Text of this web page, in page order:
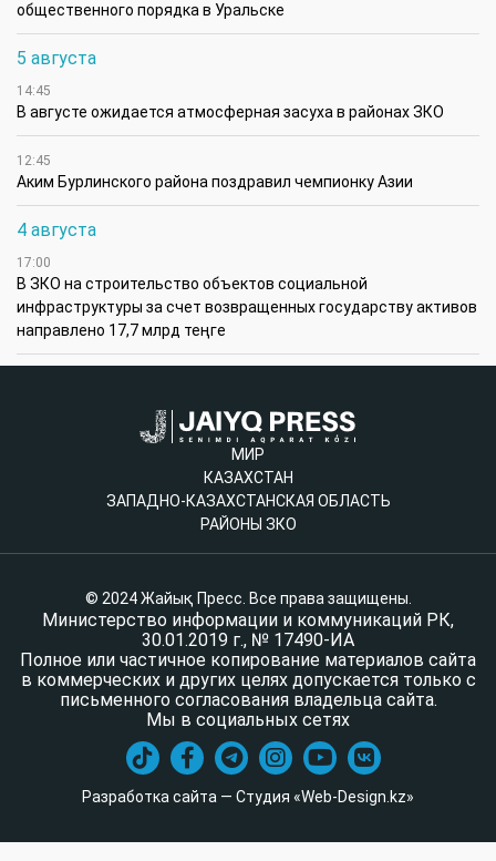
общественного порядка в Уральске
5 августа
14:45
В августе ожидается атмосферная засуха в районах ЗКО
12:45
Аким Бурлинского района поздравил чемпионку Азии
4 августа
17:00
В ЗКО на строительство объектов социальной
инфраструктуры за счет возвращенных государству активов
направлено 17,7 млрд теңге
МИР
КАЗАХСТАН
ЗАПАДНО-КАЗАХСТАНСКАЯ ОБЛАСТЬ
РАЙОНЫ ЗКО
© 2024 Жайық Пресс. Все права защищены.
Министерство информации и коммуникаций РК,
30.01.2019 г., № 17490-ИА
Полное или частичное копирование материалов сайта
в коммерческих и других целях допускается только с
письменного согласования владельца сайта.
Мы в социальных сетях
Разработка сайта — Студия «Web-Design.kz»